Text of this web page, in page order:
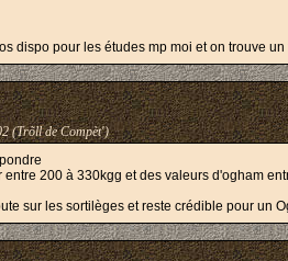
dispo pour les études mp moi et on trouve
(Trõll de Compèt')
200 à 330kgg et des valeurs d'ogham
sur les sortilèges et reste crédible pour un